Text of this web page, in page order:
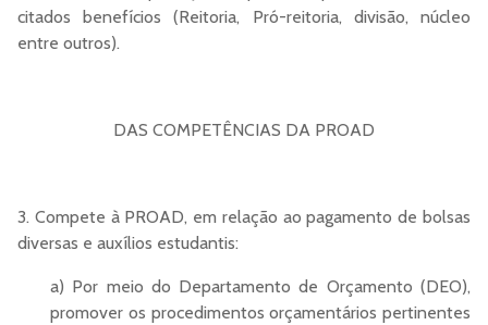
citados benefícios (Reitoria, Pró-reitoria, divisão, núcleo
entre outros).
DAS COMPETÊNCIAS DA PROAD
3. Compete à PROAD, em relação ao pagamento de bolsas
diversas e auxílios estudantis:
a) Por meio do Departamento de Orçamento (DEO),
promover os procedimentos orçamentários pertinentes